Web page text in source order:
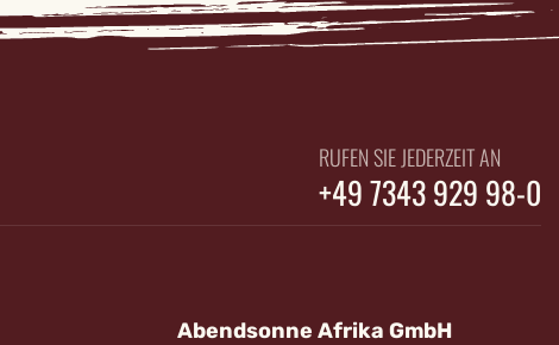
RUFEN SIE JEDERZEIT AN
+49 7343 929 98-0
Abendsonne Afrika GmbH